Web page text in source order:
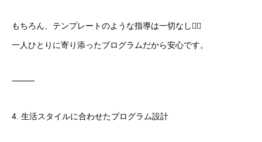
もちろん、テンプレートのような指導は一切なし🙅‍♀️
一人ひとりに寄り添ったプログラムだから安心です。
⸻
4. 生活スタイルに合わせたプログラム設計